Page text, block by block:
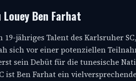
Ben Farhat
19-jähriges Talent des Karlsruher
sich vor einer potenziellen
sein Debüt für die tunesische
ist Ben Farhat ein